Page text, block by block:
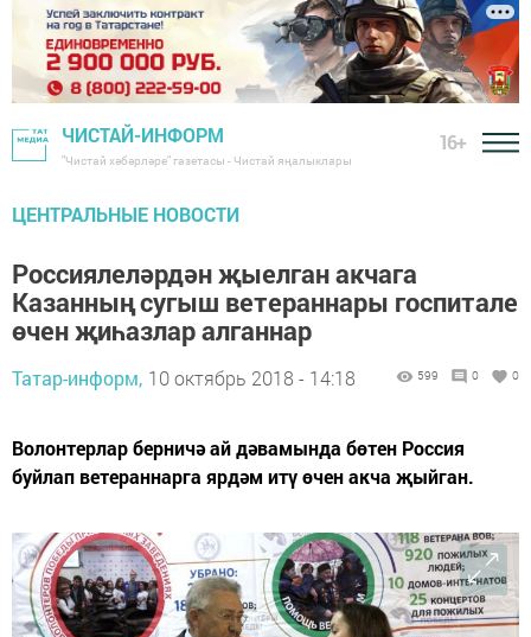
ЧИСТАЙ-ИНФОРМ
"Чистай хәбәрләре" газетасы - Чистай яңалыклары
16+
ЦЕНТРАЛЬНЫЕ НОВОСТИ
Россиялеләрдән җыелган акчага
Казанның сугыш ветераннары госпитале
өчен җиһазлар алганнар
Татар-информ, 10 октябрь 2018 - 14:18 599 0 0
Волонтерлар берничә ай дәвамында бөтен Россия
буйлап ветераннарга ярдәм итү өчен акча җыйган.